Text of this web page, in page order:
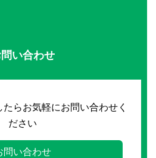
い合わせ
らお気軽にお問い合わせく
ださい
問い合わせ